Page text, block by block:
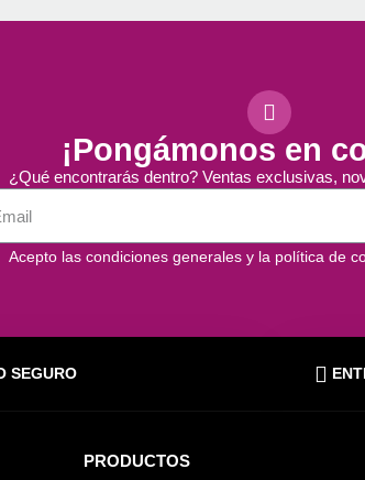
¡Pongámonos en
¿Qué encontrarás dentro? Ventas exclusivas,
Acepto las condiciones generales y la política de
SEGURO
PRODUCTOS